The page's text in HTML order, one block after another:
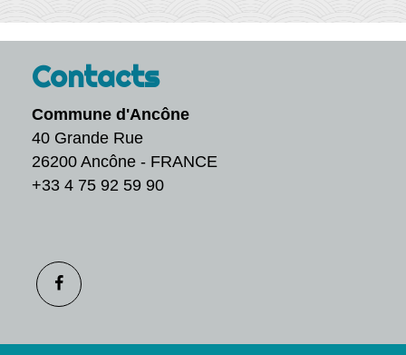
Contacts
Commune d'Ancône
40 Grande Rue
26200 Ancône - FRANCE
+33 4 75 92 59 90